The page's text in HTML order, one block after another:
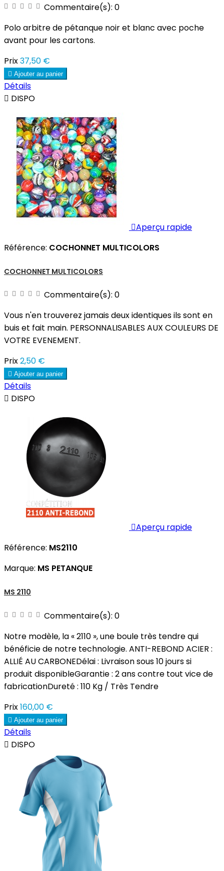
Commentaire(s): 0
Polo arbitre de pétanque noir et blanc avec poche
avant pour les cartons.
Prix37,50 €
 Ajouter au panier
Détails
 DISPO
Aperçu rapide
Référence: COCHONNET MULTICOLORS
COCHONNET MULTICOLORS
Commentaire(s): 0
Vous n'en trouverez jamais deux identiques ils sont en
buis et fait main. PERSONNALISABLES AUX COULEURS DE
VOTRE EVENEMENT.
Prix2,50 €
 Ajouter au panier
Détails
 DISPO
Aperçu rapide
Référence: MS2110
Marque: MS PETANQUE
MS 2110
Commentaire(s): 0
Notre modèle, la « 2110 », une boule très tendre qui
bénéficie de notre technologie. ANTI-REBOND ACIER :
ALLIÉ AU CARBONEDélai : Livraison sous 10 jours si
produit disponibleGarantie : 2 ans contre tout vice de
fabricationDureté : 110 Kg / Très Tendre
Prix160,00 €
 Ajouter au panier
Détails
 DISPO